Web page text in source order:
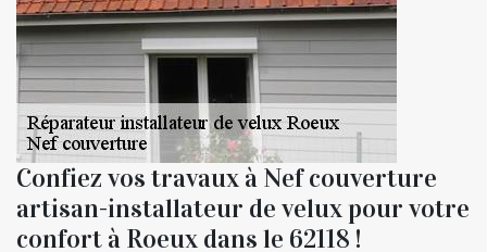
Confiez vos travaux à Nef couverture
artisan-installateur de velux pour votre
confort à Roeux dans le 62118 !